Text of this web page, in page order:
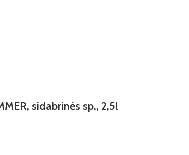
sidabrinės sp., 2,5l